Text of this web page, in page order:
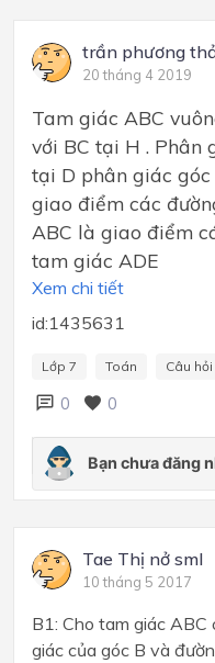
trần phương
20 tháng 4 2019
Tam giác ABC
với BC tại H . Phân
tại D phân giác
giao điểm các
ABC là giao điểm
tam giác ADE
Xem chi tiết
id:1435631
Lớp 7 Toán Câu
0 0
Tae Thị nở sml
10 tháng 5 2017
B1: Cho tam giác
giác của góc B và